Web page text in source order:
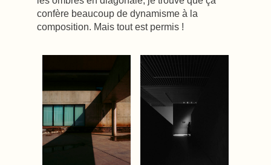
confère beaucoup de dynamisme à la
composition. Mais tout est permis !